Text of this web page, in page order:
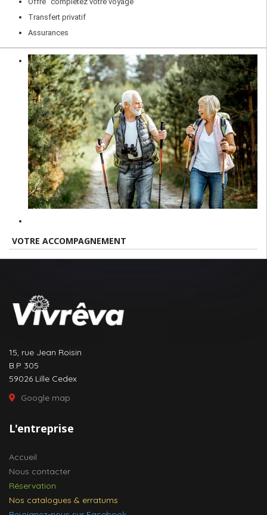
Transfert privatif
Assurances
VOTRE ACCOMPAGNEMENT
15, rue Jean Roisin
B.P 305
59026 Lille Cedex
Google map
L'entreprise
Accueil
Nous contacter
Réservation
Nos catalogues & erratums